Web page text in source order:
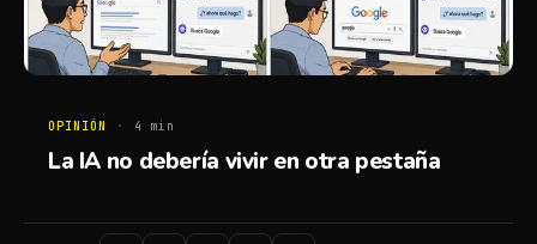
OPINIÓN · 4 min
La IA no debería vivir en otra pestaña